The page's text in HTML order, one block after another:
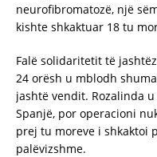
neurofibromatozë, një
kishte shkaktuar 18 tu
Falë solidaritetit të
24 orësh u mblodh
jashtë vendit. Rozalinda
Spanjë, por operacioni
prej tu moreve i shkaktoi
palëvizshme.